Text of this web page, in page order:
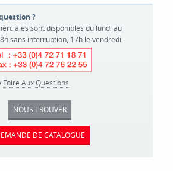
?
sont disponibles du lundi au
sans interruption, 17h le vendredi.
Foire Aux Questions
NOUS TROUVER
DE CATALOGUE